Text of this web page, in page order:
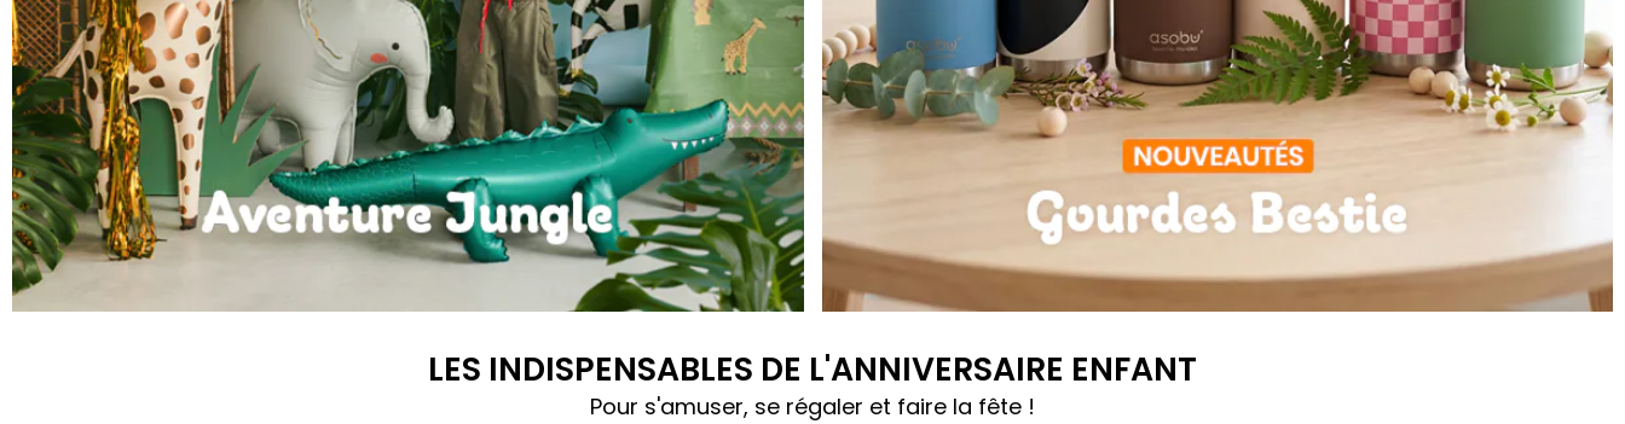
LES INDISPENSABLES DE L'ANNIVERSAIRE ENFANT
Pour s'amuser, se régaler et faire la fête !